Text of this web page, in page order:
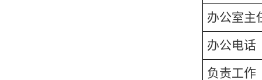
办公室主
办公电话
负责工作